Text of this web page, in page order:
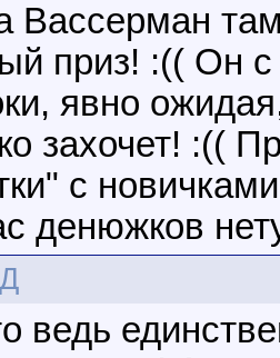
Вассерман
приз! :(( Он
явно
захочет! :((
с
денюжков
ведь